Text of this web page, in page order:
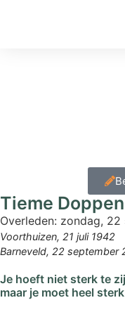
Tieme
Overleden: zondag, 22
Voorthuizen, 21 juli 1942
Barneveld, 22 september
Je hoeft niet sterk te
maar je moet heel